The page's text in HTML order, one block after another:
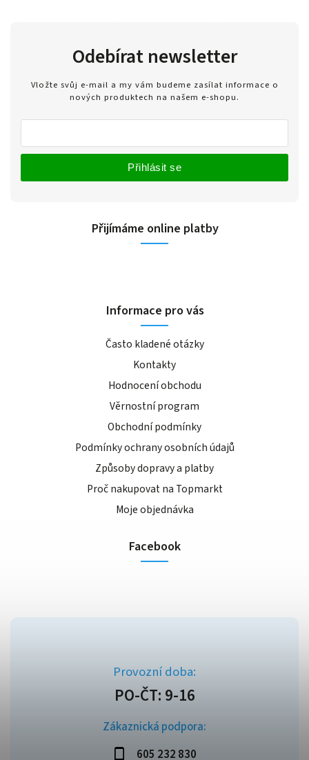
Zákaznická podpora:
605 232 830
Odebírat newsletter
Vložte svůj e-mail a my vám budeme zasílat informace o
nových produktech na našem e-shopu.
Přihlásit se
Přijímáme online platby
Informace pro vás
Často kladené otázky
Kontakty
Hodnocení obchodu
Věrnostní program
Obchodní podmínky
Podmínky ochrany osobních údajů
Způsoby dopravy a platby
Proč nakupovat na Topmarkt
Moje objednávka
Facebook